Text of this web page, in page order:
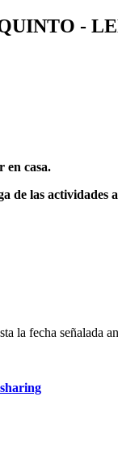
-
en casa.
de las actividades
la fecha señalada